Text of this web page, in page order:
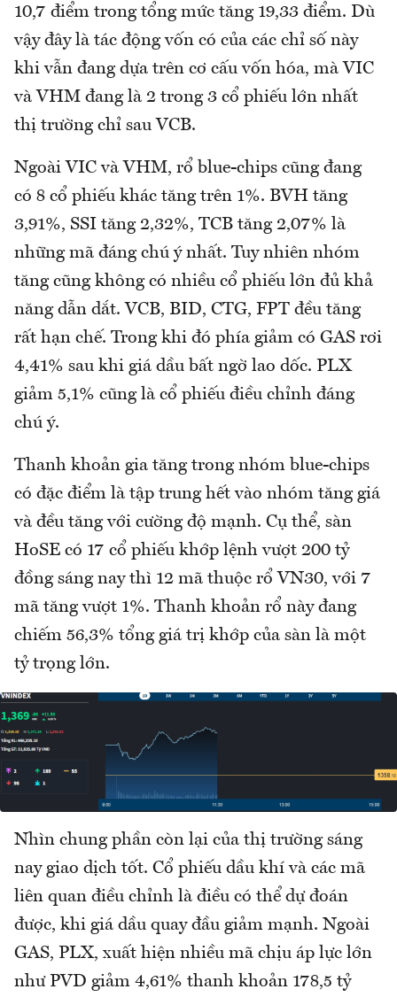
10,7 điểm trong tổng mức tăng 19,33 điểm. Dù
vậy đây là tác động vốn có của các chỉ số này
khi vẫn đang dựa trên cơ cấu vốn hóa, mà VIC
và VHM đang là 2 trong 3 cổ phiếu lớn nhất
thị trường chỉ sau VCB.
Ngoài VIC và VHM, rổ blue-chips cũng đang
có 8 cổ phiếu khác tăng trên 1%. BVH tăng
3,91%, SSI tăng 2,32%, TCB tăng 2,07% là
những mã đáng chú ý nhất. Tuy nhiên nhóm
tăng cũng không có nhiều cổ phiếu lớn đủ khả
năng dẫn dắt. VCB, BID, CTG, FPT đều tăng
rất hạn chế. Trong khi đó phía giảm có GAS rơi
4,41% sau khi giá dầu bất ngờ lao dốc. PLX
giảm 5,1% cũng là cổ phiếu điều chỉnh đáng
chú ý.
Thanh khoản gia tăng trong nhóm blue-chips
có đặc điểm là tập trung hết vào nhóm tăng giá
và đều tăng với cường độ mạnh. Cụ thể, sàn
HoSE có 17 cổ phiếu khớp lệnh vượt 200 tỷ
đồng sáng nay thì 12 mã thuộc rổ VN30, với 7
mã tăng vượt 1%. Thanh khoản rổ này đang
chiếm 56,3% tổng giá trị khớp của sàn là một
tỷ trọng lớn.
Nhìn chung phần còn lại của thị trường sáng
nay giao dịch tốt. Cổ phiếu dầu khí và các mã
liên quan điều chỉnh là điều có thể dự đoán
được, khi giá dầu quay đầu giảm mạnh. Ngoài
GAS, PLX, xuất hiện nhiều mã chịu áp lực lớn
như PVD giảm 4,61% thanh khoản 178,5 tỷ